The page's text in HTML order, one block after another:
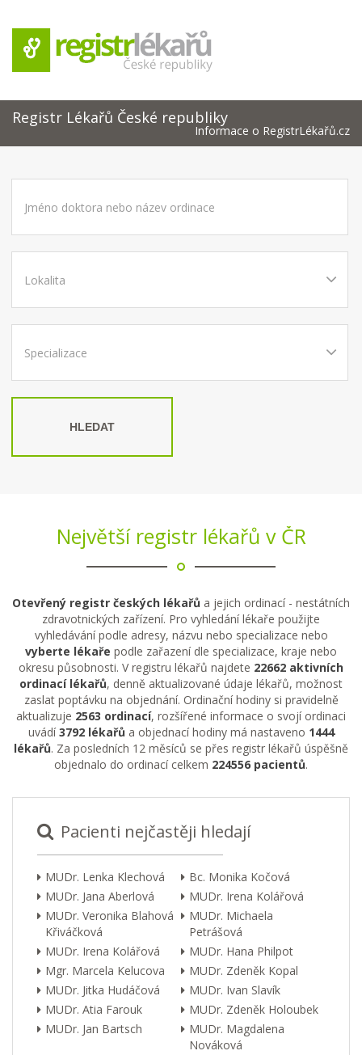
Registr Lékařů České republiky
Informace o RegistrLékařů.cz
HLEDAT
Největší registr lékařů v ČR
Otevřený registr českých lékařů a jejich ordinací - nestátních
zdravotnických zařízení. Pro vyhledání lékaře použijte
vyhledávání podle adresy, názvu nebo specializace nebo
vyberte lékaře podle zařazení dle specializace, kraje nebo
okresu působnosti. V registru lékařů najdete 22662 aktivních
ordinací lékařů, denně aktualizované údaje lékařů, možnost
zaslat poptávku na objednání. Ordinační hodiny si pravidelně
aktualizuje 2563 ordinací, rozšířené informace o svojí ordinaci
uvádí3792 lékařů a objednací hodiny má nastaveno 1444
lékařů. Za posledních 12 měsíců se přes registr lékařů úspěšně
objednalo do ordinací celkem 224556 pacientů.
Pacienti nejčastěji hledají
MUDr. Lenka Klechová
Bc. Monika Kočová
MUDr. Jana Aberlová
MUDr. Irena Kolářová
MUDr. Veronika Blahová
Křiváčková
MUDr. Michaela
Petrášová
MUDr. Irena Kolářová
MUDr. Hana Philpot
Mgr. Marcela Kelucova
MUDr. Zdeněk Kopal
MUDr. Jitka Hudáčová
MUDr. Ivan Slavík
MUDr. Atia Farouk
MUDr. Zdeněk Holoubek
MUDr. Jan Bartsch
MUDr. Magdalena
Nováková